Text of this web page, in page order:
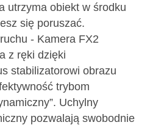
utrzyma obiekt w środku
się poruszać.
- Kamera FX2
z ręki dzięki
stabilizatorowi obrazu
trybom
Uchylny
pozwalają swobodnie